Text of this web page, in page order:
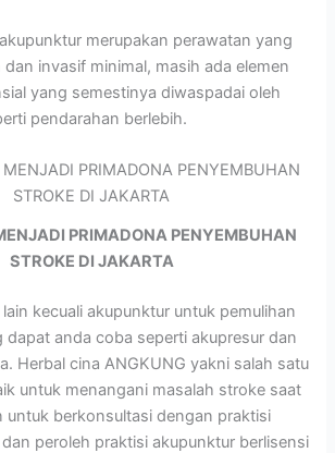
merupakan perawatan yang
dan invasif minimal, masih ada elemen
yang semestinya diwaspadai oleh
pendarahan berlebih.
PRIMADONA PENYEMBUHAN
STROKE DI JAKARTA
kecuali akupunktur untuk pemulihan
dapat anda coba seperti akupresur dan
Herbal cina ANGKUNG yakni salah satu
untuk menangani masalah stroke saat
untuk berkonsultasi dengan praktisi
peroleh praktisi akupunktur berlisensi